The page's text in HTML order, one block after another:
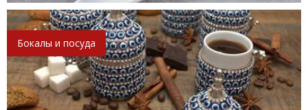
Бокалы и посуда